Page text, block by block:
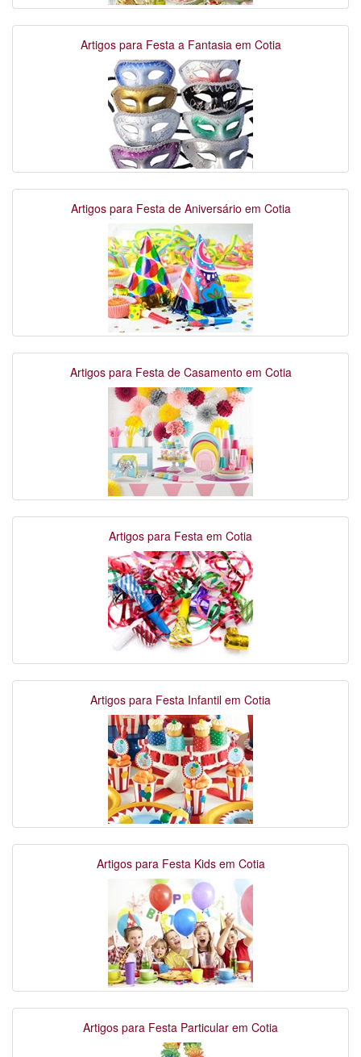
Artigos para Festa a Fantasia em Cotia
Artigos para Festa de Aniversário em Cotia
Artigos para Festa de Casamento em Cotia
Artigos para Festa em Cotia
Artigos para Festa Infantil em Cotia
Artigos para Festa Kids em Cotia
Artigos para Festa Particular em Cotia